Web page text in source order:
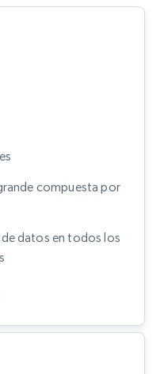
compuesta por
datos en todos los